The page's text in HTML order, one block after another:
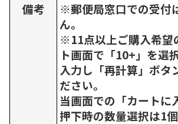
備考
※郵便局窓口での受付
ん。
※11点以上ご購入希望
ト画面で「10+」を選
入力し「再計算」ボタ
ださい。
当画面での「カートに
押下時の数量選択は1個